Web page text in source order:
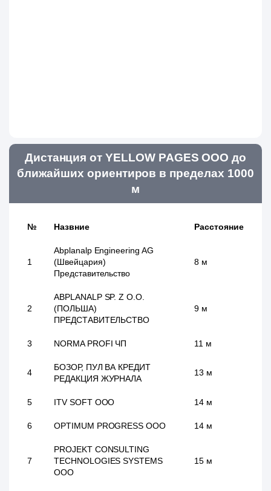
Дистанция от YELLOW PAGES ООО до
ближайших ориентиров в пределах 1000
м
№ Назвние Расстояние
1
Abplanalp Engineering AG
(Швейцария)
Представительство
8 м
2
ABPLANALP SP. Z O.O.
(ПОЛЬША)
ПРЕДСТАВИТЕЛЬСТВО
9 м
3 NORMA PROFI ЧП 11 м
4
БОЗОР, ПУЛ ВА КРЕДИТ
РЕДАКЦИЯ ЖУРНАЛА
13 м
5 ITV SOFT ООО 14 м
6 OPTIMUM PROGRESS ООО 14 м
7
PROJEKT CONSULTING
TECHNOLOGIES SYSTEMS
ООО
15 м